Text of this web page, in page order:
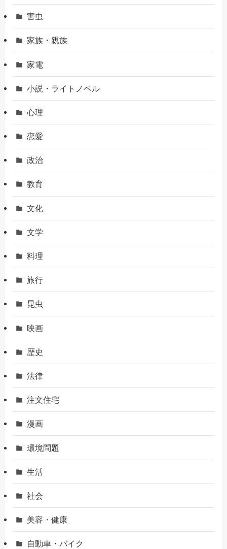
害虫
家族・親族
家電
小説・ライトノベル
心理
恋愛
政治
教育
文化
文学
料理
旅行
昆虫
映画
歴史
法律
注文住宅
漫画
環境問題
生活
社会
美容・健康
自動車・バイク